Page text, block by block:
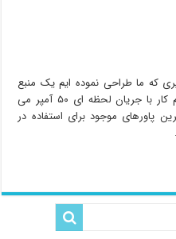
سوئیچینگ ۵ ولت ۵۰ آمپری که ما طراحی نموده ایم یک منبع
تغذیه سوئیچینگ ۵ ولت ۴۰ آمپر دائم کار با جریان لحظه ای ۵۰ آمپر می
پاورهای موجود برای استفاده در